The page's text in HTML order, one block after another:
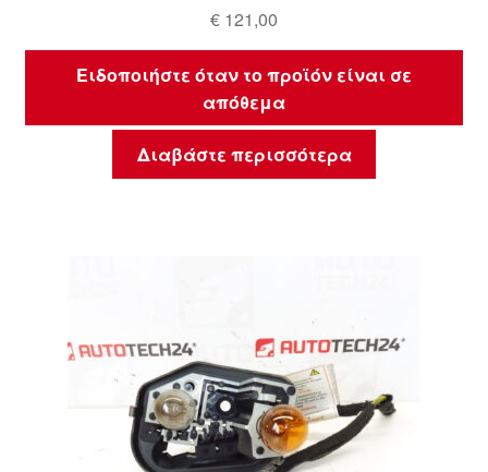
€ 121,00
Ειδοποιήστε όταν το προϊόν είναι σε
απόθεμα
Διαβάστε περισσότερα